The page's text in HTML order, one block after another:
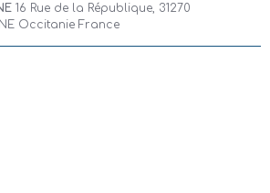
16 Rue de la République, 31270
Occitanie France